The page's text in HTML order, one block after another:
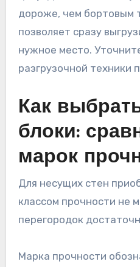
дороже, чем бортовым
позволяет сразу
нужное место.
разгрузочной техники
Как
блоки:
марок
Для несущих стен
классом прочности не
перегородок
Марка прочности